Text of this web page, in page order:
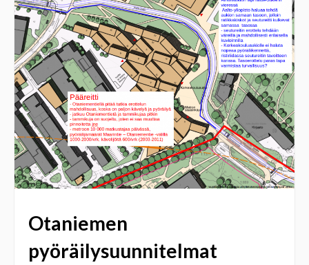
Otaniemen
pyöräilysuunnitelmat